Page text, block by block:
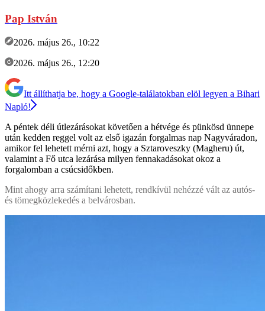
Pap István
2026. május 26., 10:22
2026. május 26., 12:20
Itt állíthatja be, hogy a Google-találatokban elöl legyen a Bihari
Napló!
A péntek déli útlezárásokat követően a hétvége és pünkösd ünnepe
után kedden reggel volt az első igazán forgalmas nap Nagyváradon,
amikor fel lehetett mérni azt, hogy a Sztaroveszky (Magheru) út,
valamint a Fő utca lezárása milyen fennakadásokat okoz a
forgalomban a csúcsidőkben.
Mint ahogy arra számítani lehetett, rendkívül nehézzé vált az autós-
és tömegközlekedés a belvárosban.